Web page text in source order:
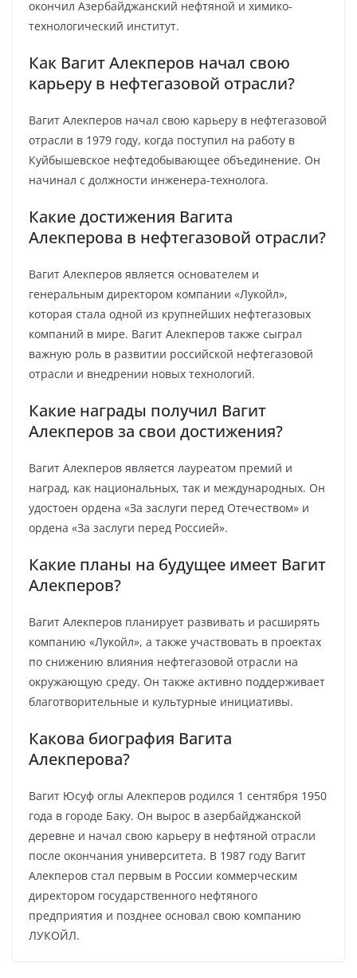
окончил Азербайджанский нефтяной и химико-
технологический институт.
Как Вагит Алекперов начал свою
карьеру в нефтегазовой отрасли?
Вагит Алекперов начал свою карьеру в нефтегазовой
отрасли в 1979 году, когда поступил на работу в
Куйбышевское нефтедобывающее объединение. Он
начинал с должности инженера-технолога.
Какие достижения Вагита
Алекперова в нефтегазовой отрасли?
Вагит Алекперов является основателем и
генеральным директором компании «Лукойл»,
которая стала одной из крупнейших нефтегазовых
компаний в мире. Вагит Алекперов также сыграл
важную роль в развитии российской нефтегазовой
отрасли и внедрении новых технологий.
Какие награды получил Вагит
Алекперов за свои достижения?
Вагит Алекперов является лауреатом премий и
наград, как национальных, так и международных. Он
удостоен ордена «За заслуги перед Отечеством» и
ордена «За заслуги перед Россией».
Какие планы на будущее имеет Вагит
Алекперов?
Вагит Алекперов планирует развивать и расширять
компанию «Лукойл», а также участвовать в проектах
по снижению влияния нефтегазовой отрасли на
окружающую среду. Он также активно поддерживает
благотворительные и культурные инициативы.
Какова биография Вагита
Алекперова?
Вагит Юсуф оглы Алекперов родился 1 сентября 1950
года в городе Баку. Он вырос в азербайджанской
деревне и начал свою карьеру в нефтяной отрасли
после окончания университета. В 1987 году Вагит
Алекперов стал первым в России коммерческим
директором государственного нефтяного
предприятия и позднее основал свою компанию
ЛУКОЙЛ.